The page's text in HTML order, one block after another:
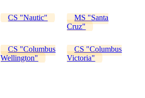
CS "Nautic"
MS "Santa
Cruz"
CS "Columbus
Wellington"
CS "Columbus
Victoria"